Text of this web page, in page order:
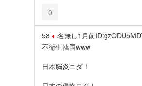
0
58 名無し1月前
不衛生韓国www
日本脳炎ニダ！